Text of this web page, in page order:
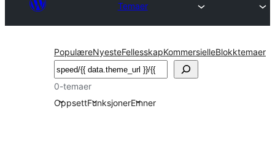
Temaer
PopulæreNyesteFellesskapKommersielleBlokktemaer
Søk
0-temaer
OppsettFunksjonerEmner